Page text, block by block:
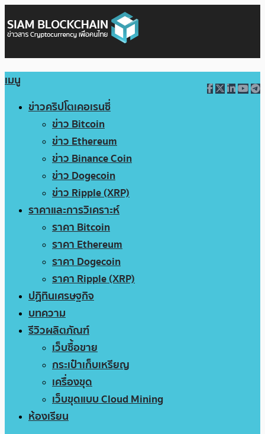
เมนู
ข่าวคริปโตเคอเรนซี่
ข่าว Bitcoin
ข่าว Ethereum
ข่าว Binance Coin
ข่าว Dogecoin
ข่าว Ripple (XRP)
ราคาและการวิเคราะห์
ราคา Bitcoin
ราคา Ethereum
ราคา Dogecoin
ราคา Ripple (XRP)
ปฏิทินเศรษฐกิจ
บทความ
รีวิวผลิตภัณฑ์
เว็บซื้อขาย
กระเป๋าเก็บเหรียญ
เครื่องขุด
เว็บขุดแบบ Cloud Mining
ห้องเรียน